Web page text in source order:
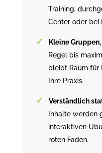
Training,
Center oder bei
Kleine
Regel bis
bleibt Raum für
Ihre Praxis.
Verständlich
Inhalte werden
interaktiven
roten Faden.